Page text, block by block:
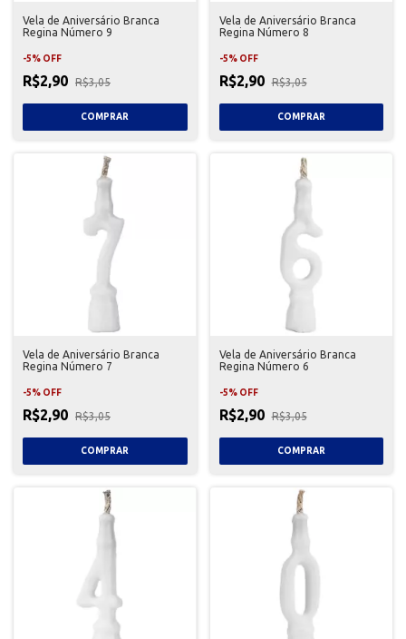
Vela de Aniversário Branca
Regina Número 9
-5% OFF
R$2,90 R$3,05
Vela de Aniversário Branca
Regina Número 8
-5% OFF
R$2,90 R$3,05
Vela de Aniversário Branca
Regina Número 7
-5% OFF
R$2,90 R$3,05
Vela de Aniversário Branca
Regina Número 6
-5% OFF
R$2,90 R$3,05